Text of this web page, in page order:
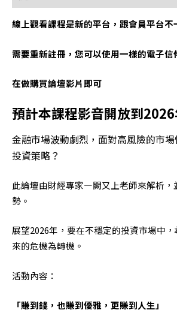
線上觀看課程是新的平台，跟會員平台不
需要重新註冊，您可以使用一樣的電子信
在做購買論壇影片即可
預計本課程影音開放到
金融市場波動劇烈，面對高風險的市
投資策略？
此論壇由財經專家—闕又上老師來解析，
勢。
展望2026年，要在不穩定的投資市場中
來的危機為轉機。
活動內容：
「賺到錢，也賺到優雅，更賺到人生」